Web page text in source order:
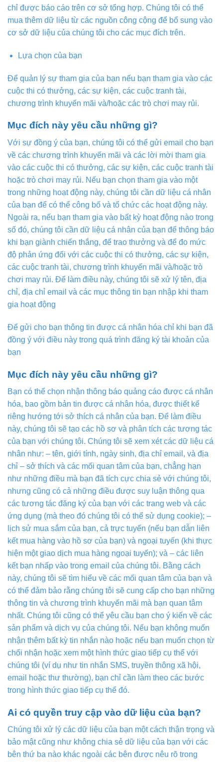
chỉ được báo cáo trên cơ sở tổng hợp. Chúng tôi có thể
mua thêm dữ liệu từ các nguồn công cộng để bổ sung vào
cơ sở dữ liệu của chúng tôi cho các mục đích trên.
Lựa chọn của bạn
Để quản lý sự tham gia của bạn nếu bạn tham gia vào các
cuộc thi có thưởng, các sự kiện, các cuộc tranh tài,
chương trình khuyến mãi và/hoặc các trò chơi may rủi.
Mục đích này yêu cầu những gì?
Với sự đồng ý của bạn, chúng tôi có thể gửi email cho bạn
về các chương trình khuyến mãi và các lời mời tham gia
vào các cuộc thi có thưởng, các sự kiện, các cuộc tranh tài
hoặc trò chơi may rủi. Nếu bạn chọn tham gia vào một
trong những hoạt động này, chúng tôi cần dữ liệu cá nhân
của bạn để có thể công bố và tổ chức các hoạt động này.
Ngoài ra, nếu bạn tham gia vào bất kỳ hoạt động nào trong
số đó, chúng tôi cần dữ liệu cá nhân của bạn để thông báo
khi bạn giành chiến thắng, để trao thưởng và để đo mức
độ phản ứng đối với các cuộc thi có thưởng, các sự kiện,
các cuộc tranh tài, chương trình khuyến mãi và/hoặc trò
chơi may rủi. Để làm điều này, chúng tôi sẽ xử lý tên, địa
chỉ, địa chỉ email và các mục thông tin bạn nhập khi tham
gia hoạt động
Để gửi cho bạn thông tin được cá nhân hóa chỉ khi bạn đã
đồng ý với điều này trong quá trình đăng ký tài khoản của
bạn
Mục đích này yêu cầu những gì?
Bạn có thể chọn nhận thông báo quảng cáo được cá nhân
hóa, bao gồm bản tin được cá nhân hóa, được thiết kế
riêng hướng tới sở thích cá nhân của bạn. Để làm điều
này, chúng tôi sẽ tạo các hồ sơ và phân tích các tương tác
của bạn với chúng tôi. Chúng tôi sẽ xem xét các dữ liệu cá
nhân như: – tên, giới tính, ngày sinh, địa chỉ email, và địa
chỉ – sở thích và các mối quan tâm của bạn, chẳng hạn
như những điều mà bạn đã tích cực chia sẻ với chúng tôi,
nhưng cũng có cả những điều được suy luận thông qua
các tương tác đăng ký của bạn với các trang web và các
ứng dụng (mà theo đó chúng tôi có thể sử dụng cookie); –
lịch sử mua sắm của bạn, cả trực tuyến (nếu bạn dẫn liên
kết mua hàng vào hồ sơ của bạn) và ngoại tuyến (khi thực
hiện một giao dịch mua hàng ngoại tuyến); và – các liên
kết bạn nhấp vào trong email của chúng tôi. Bằng cách
này, chúng tôi sẽ tìm hiểu về các mối quan tâm của bạn và
có thể đảm bảo rằng chúng tôi sẽ cung cấp cho bạn những
thông tin và chương trình khuyến mãi mà bạn quan tâm
nhất. Chúng tôi cũng có thể yêu cầu bạn cho ý kiến về các
sản phẩm và dịch vụ của chúng tôi. Nếu bạn không muốn
nhận thêm bất kỳ tin nhắn nào hoặc nếu bạn muốn chọn từ
chối nhận hoặc xem một hình thức giao tiếp cụ thể với
chúng tôi (ví dụ như tin nhắn SMS, truyền thông xã hội,
email hoặc thư thường), bạn chỉ cần làm theo các bước
trong hình thức giao tiếp cụ thể đó.
Ai có quyền truy cập vào dữ liệu của bạn?
Chúng tôi xử lý các dữ liệu của bạn một cách thận trọng và
bảo mật cũng như không chia sẻ dữ liệu của bạn với các
bên thứ ba nào khác ngoài các bên được nêu rõ trong